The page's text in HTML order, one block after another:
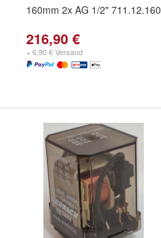
160mm 2x AG 1/2" 711.12.160
216,90 €
+ 6,90 € Versand